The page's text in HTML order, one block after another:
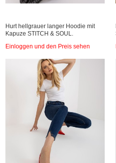
Hurt hellgrauer langer Hoodie mit
Kapuze STITCH & SOUL.
Einloggen und den Preis sehen